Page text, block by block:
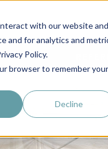
with our website and
and for analytics and
Policy.
browser to remember your
Decline